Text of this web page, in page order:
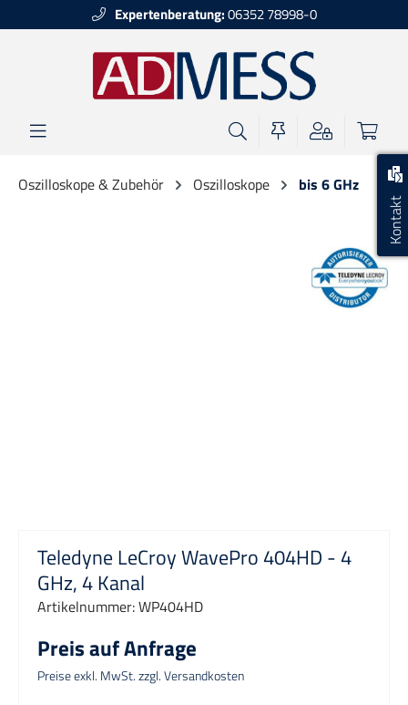
Kontakt
Expertenberatung:06352 78998-0
Oszilloskope & Zubehör Oszilloskope bis 6 GHz
Teledyne LeCroy WavePro 404HD - 4
GHz, 4 Kanal
Artikelnummer:WP404HD
Preis auf Anfrage
Preise exkl. MwSt. zzgl. Versandkosten